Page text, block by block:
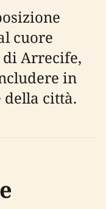
cuore
Arrecife,
in
della città.